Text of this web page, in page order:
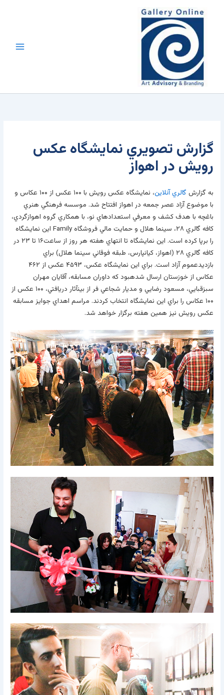
گزارش تصويري نمايشگاه عکس
رويش در اهواز
به گزارش گالري آنلاين
، نمايشگاه عکس رويش با ۱۰۰ عکس از ۱۰۰ عکاس و
با موضوع آزاد عصر جمعه در اهواز افتتاح شد. موسسه فرهنگي هنري
باغچه با هدف کشف و معرفي استعدادهاي نو، با همکاري گروه اهوازگردي،
کافه گالري ۲۸، سينما هلال و حمايت مالي فروشگاه
Familyاين نمايشگاه
را برپا کرده است. اين نمايشگاه تا انتهاي هفته هر روز از ساعت۱۶ تا ۲۳ در
کافه گالري ۲۸ (اهواز، کيانپارس، طبقه فوقاني سينما هلال) براي
بازديدعموم آزاد است. براي اين نمايشگاه عکس، ۴۵۹۳ عکس از ۴۶۲
عکاس از خوزستان ارسال شدهبود که داوران مسابقه، آقايان مهران
سبزقبايي، مسعود رضايي و مديار شجاعي فر از بينآثار دريافتي، ۱۰۰ عکس از
۱۰۰ عکاس را براي اين نمايشگاه انتخاب کردند. مراسم اهداي جوايز مسابقه
عکس رويش نيز همين هفته برگزار خواهد شد.